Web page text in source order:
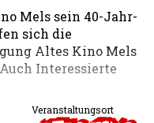
Mels sein 40-Jahr-
sich die
Altes Kino Mels
Interessierte
Veranstaltungsort